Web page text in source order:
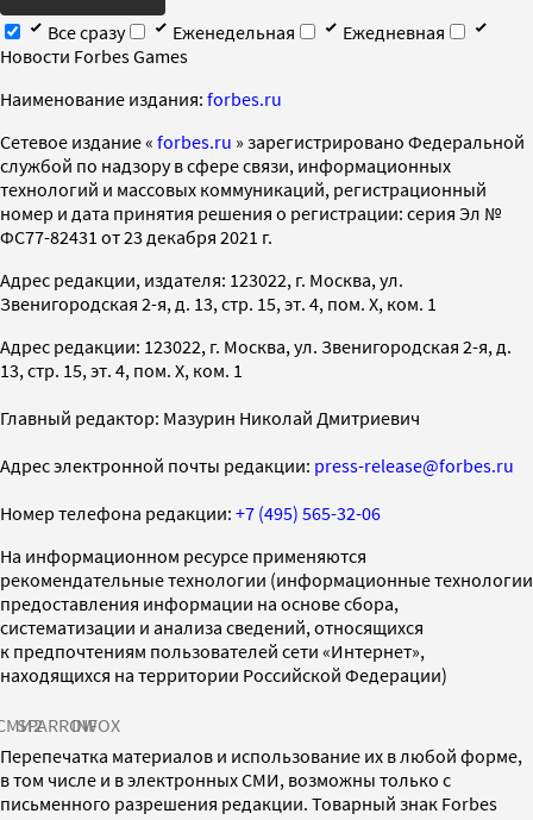
Все сразу
Еженедельная
Ежедневная
Новости Forbes Games
Наименование издания: forbes.ru
Cетевое издание « forbes.ru » зарегистрировано Федеральной
службой по надзору в сфере связи, информационных
технологий и массовых коммуникаций, регистрационный
номер и дата принятия решения о регистрации: серия Эл №
ФС77-82431 от 23 декабря 2021 г.
Адрес редакции, издателя: 123022, г. Москва, ул.
Звенигородская 2-я, д. 13, стр. 15, эт. 4, пом. X, ком. 1
Адрес редакции: 123022, г. Москва, ул. Звенигородская 2-я, д.
13, стр. 15, эт. 4, пом. X, ком. 1
Главный редактор: Мазурин Николай Дмитриевич
Адрес электронной почты редакции: press-release@forbes.ru
Номер телефона редакции: +7 (495) 565-32-06
На информационном ресурсе применяются
рекомендательные технологии (информационные технологии
предоставления информации на основе сбора,
систематизации и анализа сведений, относящихся
к предпочтениям пользователей сети «Интернет»,
находящихся на территории Российской Федерации)
SPARROWINFOX
Перепечатка материалов и использование их в любой форме,
в том числе и в электронных СМИ, возможны только с
письменного разрешения редакции. Товарный знак Forbes